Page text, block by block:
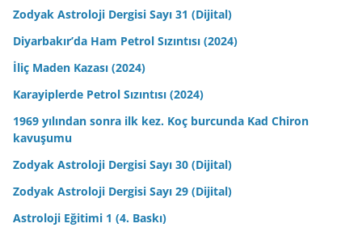
Zodyak Astroloji Dergisi Sayı 31 (Dijital)
Diyarbakır’da Ham Petrol Sızıntısı (2024)
İliç Maden Kazası (2024)
Karayiplerde Petrol Sızıntısı (2024)
1969 yılından sonra ilk kez. Koç burcunda Kad Chiron
kavuşumu
Zodyak Astroloji Dergisi Sayı 30 (Dijital)
Zodyak Astroloji Dergisi Sayı 29 (Dijital)
Astroloji Eğitimi 1 (4. Baskı)